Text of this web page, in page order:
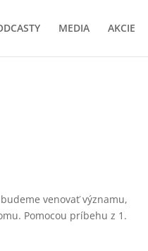
MEDIA AKCIE
venovať významu,
Pomocou príbehu z 1.